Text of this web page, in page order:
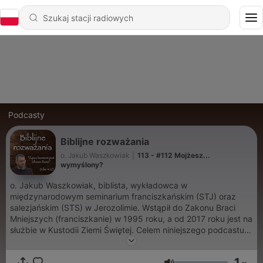
Podcasty
Biblijne rozważania
o. Jakub Waszkowiak
113 - #112 Mojżesz...
wymyślony?
o. Jakub Waszkowiak, biblista, wykładowca w
międzynarodowym seminarium franciszkańskim (STJ) oraz
salezjańskim (STS) w Jerozolimie. Wstąpił do Zakonu Braci
Mniejszych (franciszkanie) w 1995 roku, a od 2017 roku jest na
służbie w Kustodii Ziemi Świętej. Celem niniejszego podcastu,
"Biblia - ciekawe, że..." jest omawianie różnych fragmentów